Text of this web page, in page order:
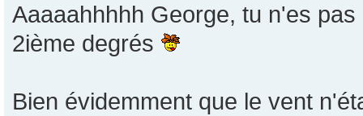
Aaaaahhhhh George, tu n'es
2ième degrés
Bien évidemment que le vent